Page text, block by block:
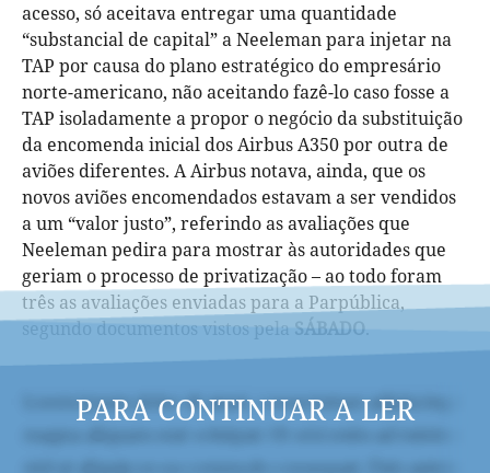
acesso, só aceitava entregar uma quantidade
“substancial de capital” a Neeleman para injetar na
TAP por causa do plano estratégico do empresário
norte-americano, não aceitando fazê-lo caso fosse a
TAP isoladamente a propor o negócio da substituição
da encomenda inicial dos Airbus A350 por outra de
aviões diferentes. A Airbus notava, ainda, que os
novos aviões encomendados estavam a ser vendidos
a um “valor justo”, referindo as avaliações que
Neeleman pedira para mostrar às autoridades que
geriam o processo de privatização – ao todo foram
três as avaliações enviadas para a Parpública,
segundo documentos vistos pelaSÁBADO.
PARA CONTINUAR A LER